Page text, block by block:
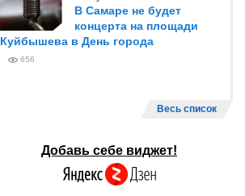
В Самаре не будет
концерта на площади
Куйбышева в День города
656
Весь список
Добавь себе виджет!